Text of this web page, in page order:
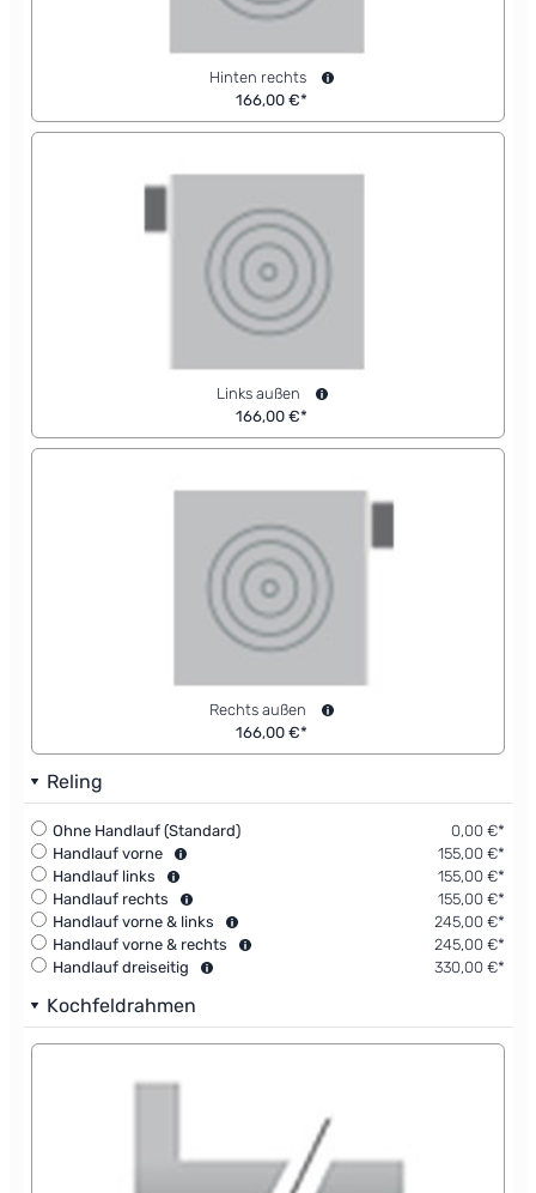
Hinten rechts
166,00 €*
Links außen
166,00 €*
Rechts außen
166,00 €*
Reling
Ohne Handlauf (Standard)
0,00 €*
Handlauf vorne
155,00 €*
Handlauf links
155,00 €*
Handlauf rechts
155,00 €*
Handlauf vorne & links
245,00 €*
Handlauf vorne & rechts
245,00 €*
Handlauf dreiseitig
330,00 €*
Kochfeldrahmen